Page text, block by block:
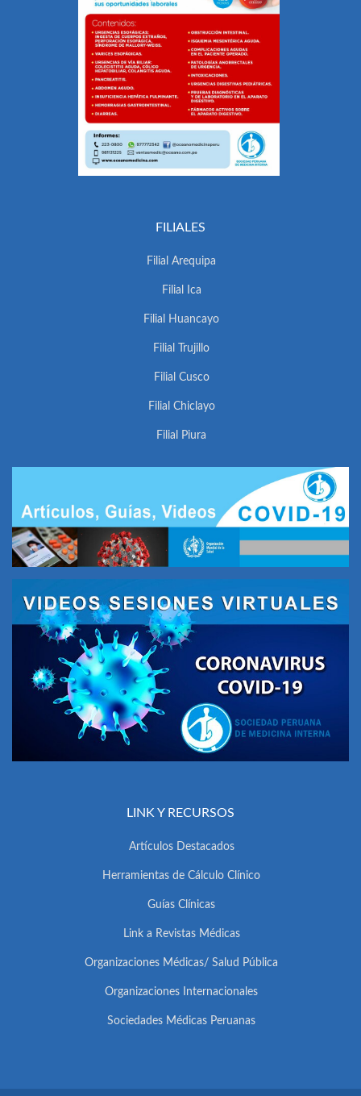
FILIALES
Filial Arequipa
Filial Ica
Filial Huancayo
Filial Trujillo
Filial Cusco
Filial Chiclayo
Filial Piura
LINK Y RECURSOS
Artículos Destacados
Herramientas de Cálculo Clínico
Guías Clínicas
Link a Revistas Médicas
Organizaciones Médicas/ Salud Pública
Organizaciones Internacionales
Sociedades Médicas Peruanas